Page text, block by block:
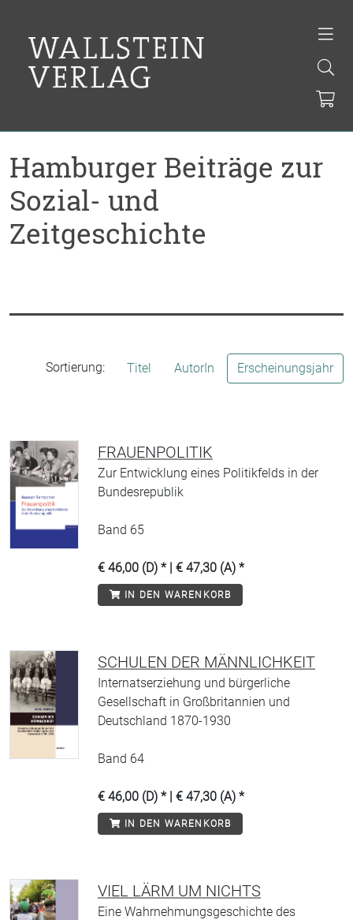
Hamburger Beiträge zur
Sozial- und
Zeitgeschichte
Sortierung: Titel AutorIn Erscheinungsjahr
FRAUENPOLITIK
Zur Entwicklung eines Politikfelds in der
Bundesrepublik
Band 65
€ 46,00 (D) * | € 47,30 (A) *
IN DEN WARENKORB
SCHULEN DER MÄNNLICHKEIT
Internatserziehung und bürgerliche
Gesellschaft in Großbritannien und
Deutschland 1870-1930
Band 64
€ 46,00 (D) * | € 47,30 (A) *
IN DEN WARENKORB
VIEL LÄRM UM NICHTS
Eine Wahrnehmungsgeschichte des